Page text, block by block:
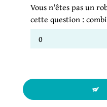
Vous n'êtes pas un
cette question :